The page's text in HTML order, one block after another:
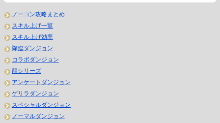
ノーコン攻略まとめ
スキル上げ一覧
スキル上げ効率
降臨ダンジョン
コラボダンジョン
龍シリーズ
アンケートダンジョン
ゲリラダンジョン
スペシャルダンジョン
ノーマルダンジョン